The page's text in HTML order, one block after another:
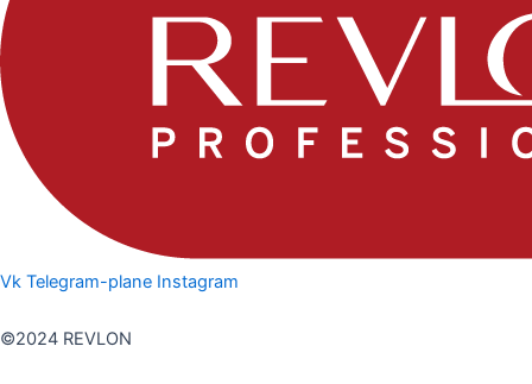
Vk Telegram-plane Instagram
©2024 REVLON